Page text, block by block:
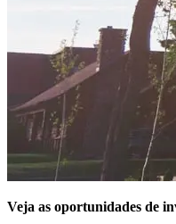
Veja as oportunidades de